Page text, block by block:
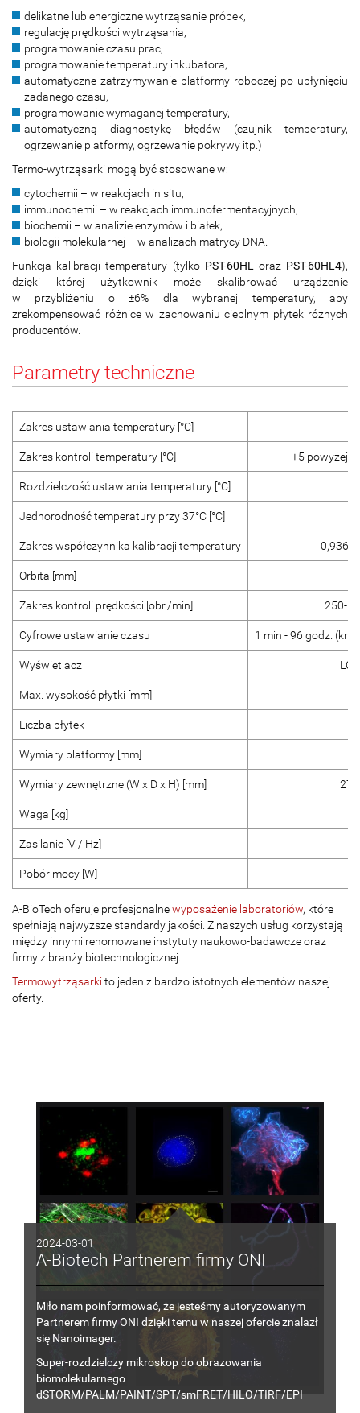
delikatne lub energiczne wytrząsanie próbek,
regulację prędkości wytrząsania,
programowanie czasu prac,
programowanie temperatury inkubatora,
automatyczne zatrzymywanie platformy roboczej po upłynięciu
zadanego czasu,
programowanie wymaganej temperatury,
automatyczną diagnostykę błędów (czujnik temperatury,
ogrzewanie platformy, ogrzewanie pokrywy itp.)
Termo-wytrząsarki mogą być stosowane w:
cytochemii – w reakcjach in situ,
immunochemii – w reakcjach immunofermentacyjnych,
biochemii – w analizie enzymów i białek,
biologii molekularnej – w analizach matrycy DNA.
Funkcja kalibracji temperatury (tylko PST-60HLoraz PST-60HL4),
dzięki której użytkownik może skalibrować urządzenie
w przybliżeniu o ±6% dla wybranej temperatury, aby
zrekompensować różnice w zachowaniu cieplnym płytek różnych
producentów.
Parametry techniczne
Zakres ustawiania temperatury [°C]
Zakres kontroli temperatury [°C] +5 powyżej
Rozdzielczość ustawiania temperatury [°C]
Jednorodność temperatury przy 37°C [°C]
Zakres współczynnika kalibracji temperatury 0,936
Orbita [mm]
Zakres kontroli prędkości [obr./min] 250-
Cyfrowe ustawianie czasu 1 min - 96 godz.
Wyświetlacz
Max. wysokość płytki [mm]
Liczba płytek
Wymiary platformy [mm]
Wymiary zewnętrzne (W x D x H) [mm]
Waga [kg]
Zasilanie [V / Hz]
Pobór mocy [W]
A-BioTech oferuje profesjonalnewyposażenie laboratoriów, które
spełniają najwyższe standardy jakości. Z naszych usług korzystają
między innymi renomowane instytuty naukowo-badawcze oraz
firmy z branży biotechnologicznej.
Termowytrząsarki to jeden z bardzo istotnych elementów naszej
oferty.
2024-03-01
A-Biotech Partnerem firmy ONI
Miło nam poinformować, że jesteśmy autoryzowanym
Partnerem firmy ONI dzięki temu wnaszej ofercie znalazł
się Nanoimager.
Super-rozdzielczy mikroskop do obrazowania
biomolekularnego
dSTORM/PALM/PAINT/SPT/smFRET/HILO/TIRF/EPI